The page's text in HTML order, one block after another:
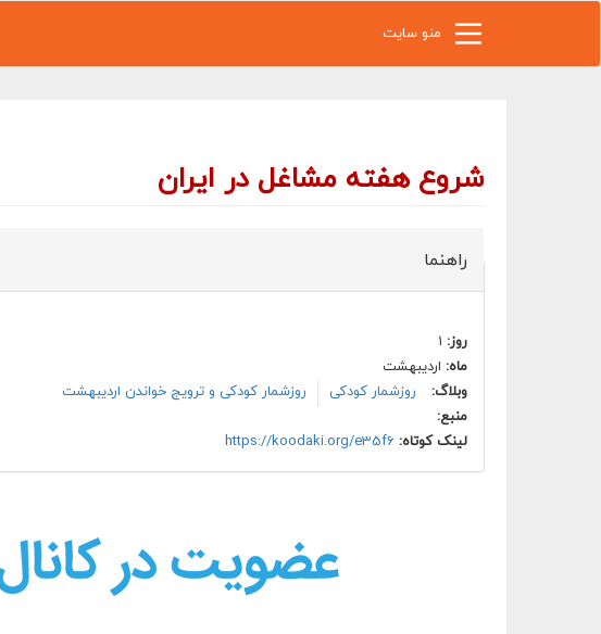
منو سایت
شروع هفته مشاغل در ايران
راهنما
روز: ۱
ماه: اردیبهشت
وبلاگ:
روزشمار کودکی
روزشمار کودکی و ترویج خواندن اردیبهشت
منبع:
لینک کوتاه: https://koodaki.org/e35f6